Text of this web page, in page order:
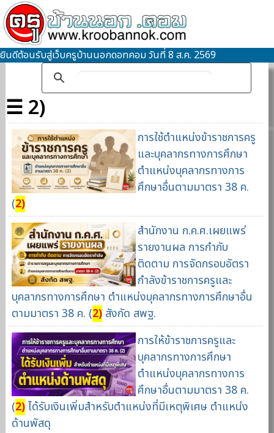
ยินดีต้อนรับสู่เว็บครูบ้านนอกดอทคอม วันที่ 8 ส.ค. 2569
☰ 2)
การใช้ตำแหน่งข้าราชการครู
และบุคลากรทางการศึกษา
ตำแหน่งบุคลากรทางการ
ศึกษาอื่นตามมาตรา 38 ค.
(2)
สำนักงาน ก.ค.ศ.เผยแพร่
รายงานผล การกำกับ
ติดตาม การจัดกรอบอัตรา
กำลังข้าราชการครูและ
บุคลากรทางการศึกษา ตำแหน่งบุคลากรทางการศึกษาอื่น
ตามมาตรา 38 ค. (2) สังกัด สพฐ.
การให้ข้าราชการครูและ
บุคลากรทางการศึกษา
ตำแหน่งบุคลากรทางการ
ศึกษาอื่นตามมาตรา 38 ค.
(2)ได้รับเงินเพิ่มสำหรับตำแหน่งที่มีเหตุพิเศษ ตำแหน่ง
ด้านพัสดุ